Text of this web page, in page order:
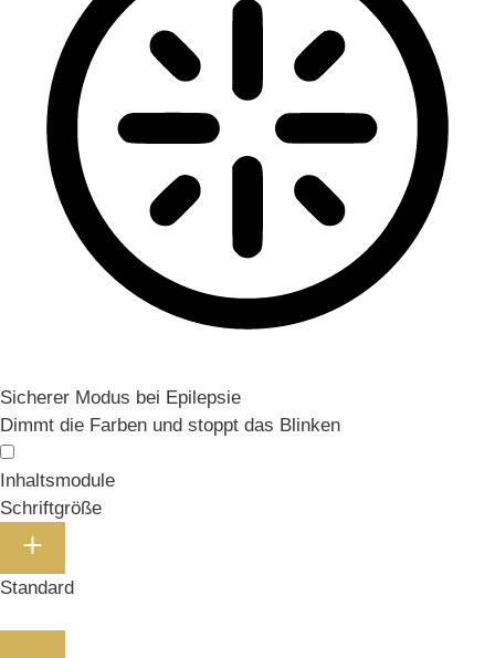
Sicherer Modus bei Epilepsie
Dimmt die Farben und stoppt das Blinken
Inhaltsmodule
Schriftgröße
Standard